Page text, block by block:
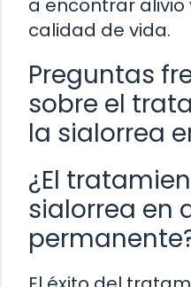
a encontrar alivio
calidad de vida.
Preguntas
sobre el
la sialorrea
¿El
sialorrea en